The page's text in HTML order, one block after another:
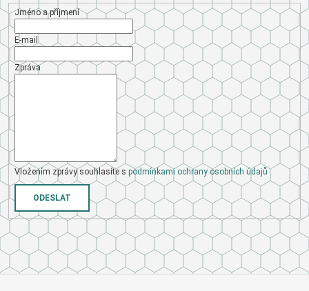
Jméno a příjmení
E-mail
Zpráva
Vložením zprávy souhlasíte s podmínkami ochrany osobních údajů
ODESLAT
J
E
T
E
N
A
J
Í
T
?
HLEDAT